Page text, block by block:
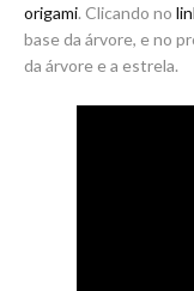
origami. Clicando no
base da árvore, e no
da árvore e a estrela.